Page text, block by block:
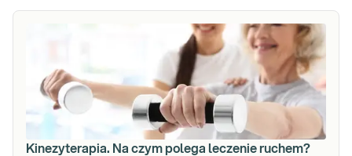
Kinezyterapia. Na czym polega leczenie ruchem?